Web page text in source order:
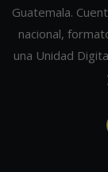
Guatemala.
nacional,
una Unidad